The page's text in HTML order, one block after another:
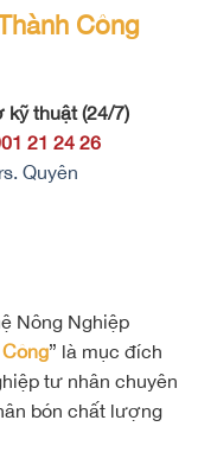
Công
kỹ thuật (24/7)
21 24 26
Quyên
Nông Nghiệp
” là mục đích
tư nhân chuyên
bón chất lượng